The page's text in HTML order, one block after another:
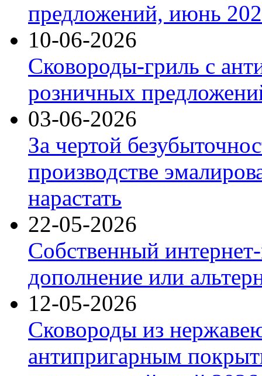
предложений, июнь
10-06-2026
Сковороды-гриль с
розничных
03-06-2026
За чертой
производстве
нарастать
22-05-2026
Собственный
дополнение или
12-05-2026
Сковороды из
антипригарным